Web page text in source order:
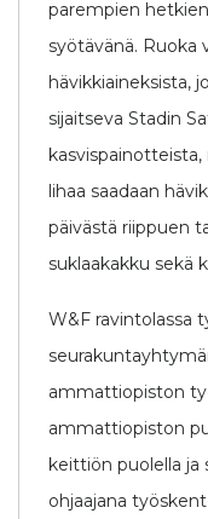
parempien
syötävänä. Ruoka
hävikkiaineksista,
sijaitseva Stadin
lihaa saadaan
päivästä riippuen
suklaakakku sekä
W&F ravintolassa
ammattiopiston
ammattiopiston
keittiön puolella
ohjaajana